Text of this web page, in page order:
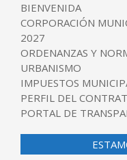
BIENVENIDA
CORPORACIÓN
2027
ORDENANZAS Y
URBANISMO
IMPUESTOS
PERFIL DEL
PORTAL DE